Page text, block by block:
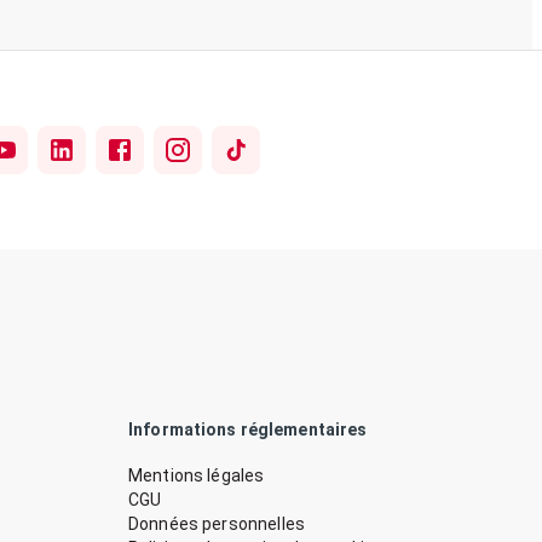
Informations réglementaires
Mentions légales
CGU
Données personnelles